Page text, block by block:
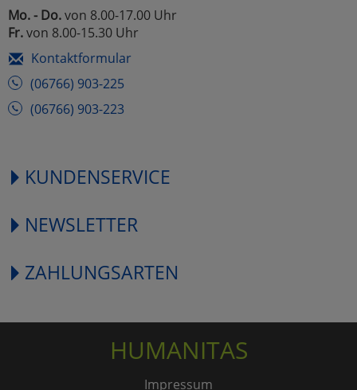
Mo. - Do.von 8.00-17.00 Uhr
Fr.von 8.00-15.30 Uhr
Kontaktformular
(06766) 903-225
(06766) 903-223
KUNDENSERVICE
NEWSLETTER
ZAHLUNGSARTEN
HUMANITAS
Impressum